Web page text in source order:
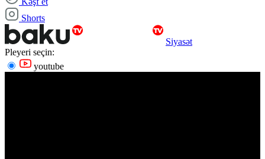
Shorts
Siyasət
Pleyeri seçin:
youtube